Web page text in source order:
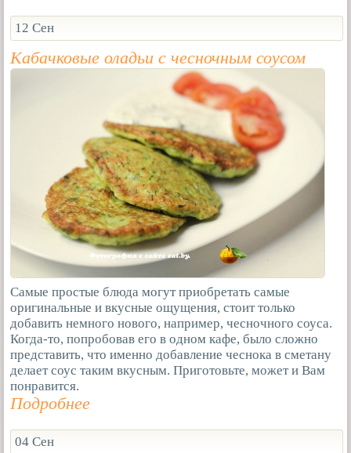
12 Сен
Кабачковые оладьи с чесночным соусом
Самые простые блюда могут приобретать самые
оригинальные и вкусные ощущения, стоит только
добавить немного нового, например, чесночного соуса.
Когда-то, попробовав его в одном кафе, было сложно
представить, что именно добавление чеснока в сметану
делает соус таким вкусным. Приготовьте, может и Вам
понравится.
Подробнее
04 Сен